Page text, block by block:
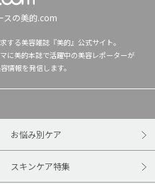
スの美的.com
する美容雑誌『美的』公式サイト。
に美的本誌で活躍中の美容レポーターが
情報を発信します。
お悩み別ケア
スキンケア特集